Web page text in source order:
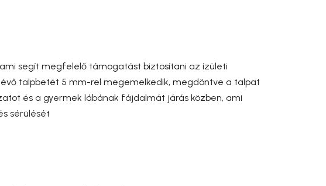
segít megfelelő támogatást biztosítani az ízületi
talpbetét 5 mm-rel megemelkedik, megdöntve a talpat
és a gyermek lábának fájdalmát járás közben, ami
sérülését